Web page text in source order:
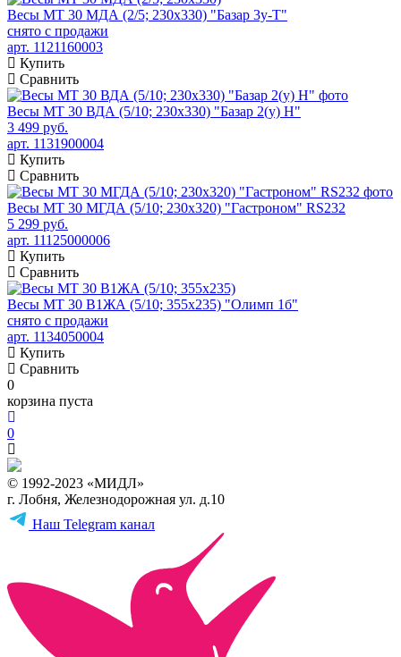
Весы МТ 30 МДА (2/5; 230х330) "Базар 3у-Т"
снято с продажи
арт. 1121160003
Купить
Сравнить
Весы МТ 30 ВДА (5/10; 230х330) "Базар 2(у) H"
3 499 руб.
арт. 1131900004
Купить
Сравнить
Весы МТ 30 МГДА (5/10; 230x320) "Гастроном" RS232
5 299 руб.
арт. 11125000006
Купить
Сравнить
Весы МТ 30 В1ЖА (5/10; 355х235) "Олимп 1б"
снято с продажи
арт. 1134050004
Купить
Сравнить
0
корзина пуста
0
© 1992-2023 «МИДЛ»
г. Лобня, Железнодорожная ул. д.10
Наш Telegram канал